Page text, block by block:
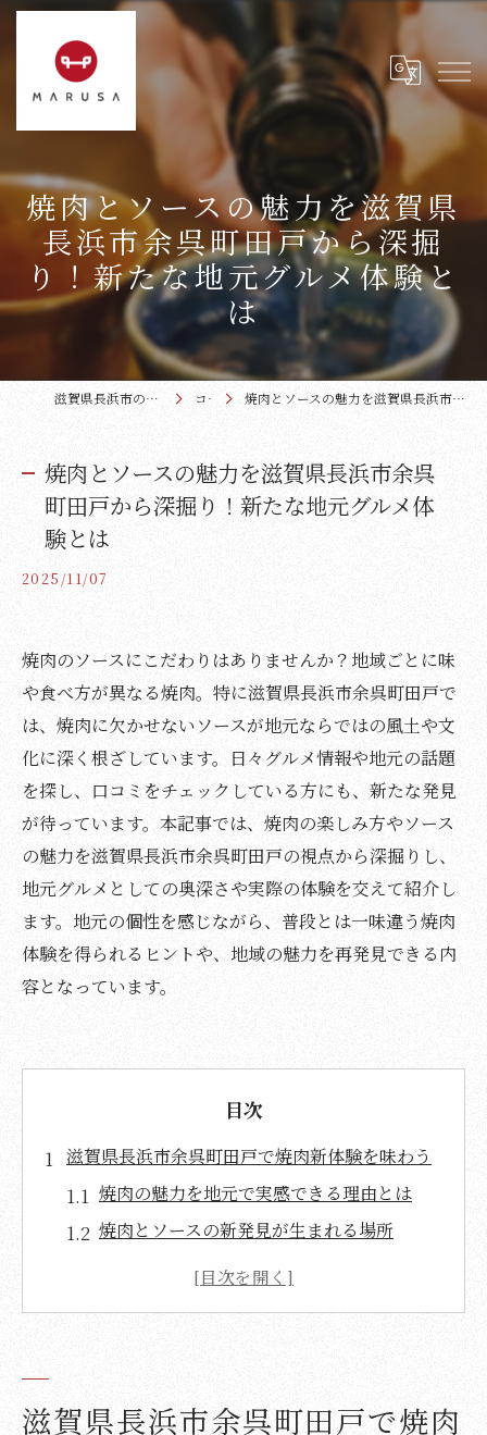
焼肉とソースの魅力を滋賀県
長浜市余呉町田戸から深掘
り！新たな地元グルメ体験と
は
滋賀県長浜市の焼肉なら近江牛本家まるさ コラム 焼肉とソースの魅力を滋賀県長浜市余呉町田戸から深掘り！新たな地元グルメ体験とは
焼肉とソースの魅力を滋賀県長浜市余呉
町田戸から深掘り！新たな地元グルメ体
験とは
2025/11/07
焼肉のソースにこだわりはありませんか？地域ごとに味
や食べ方が異なる焼肉。特に滋賀県長浜市余呉町田戸で
は、焼肉に欠かせないソースが地元ならではの風土や文
化に深く根ざしています。日々グルメ情報や地元の話題
を探し、口コミをチェックしている方にも、新たな発見
が待っています。本記事では、焼肉の楽しみ方やソース
の魅力を滋賀県長浜市余呉町田戸の視点から深掘りし、
地元グルメとしての奥深さや実際の体験を交えて紹介し
ます。地元の個性を感じながら、普段とは一味違う焼肉
体験を得られるヒントや、地域の魅力を再発見できる内
容となっています。
目次
滋賀県長浜市余呉町田戸で焼肉新体験を味わう
焼肉の魅力を地元で実感できる理由とは
焼肉とソースの新発見が生まれる場所
余呉町田戸で味わう焼肉の展開を紹介
伝統が息づく焼肉ソースの奥深さとは
滋賀県長浜市余呉町田戸で焼肉